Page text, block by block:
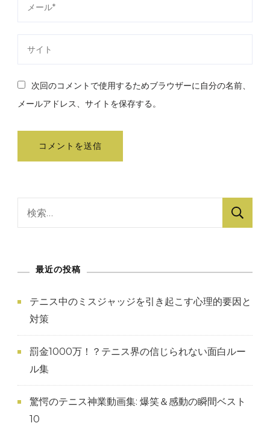
次回のコメントで使用するためブラウザーに自分の名前、
メールアドレス、サイトを保存する。
最近の投稿
テニス中のミスジャッジを引き起こす心理的要因と
対策
罰金1000万！？テニス界の信じられない面白ルー
ル集
驚愕のテニス神業動画集: 爆笑＆感動の瞬間ベスト
10